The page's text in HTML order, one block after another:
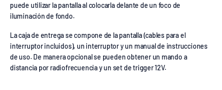
puede utilizar la pantalla al colocarla delante de un foco de
iluminación de fondo.
La caja de entrega se compone de la pantalla (cables para el
interruptor incluidos), un interruptor y un manual de instrucciones
de uso. De manera opcional se pueden obtener un mando a
distancia por radiofrecuencia y un set de trigger 12V.